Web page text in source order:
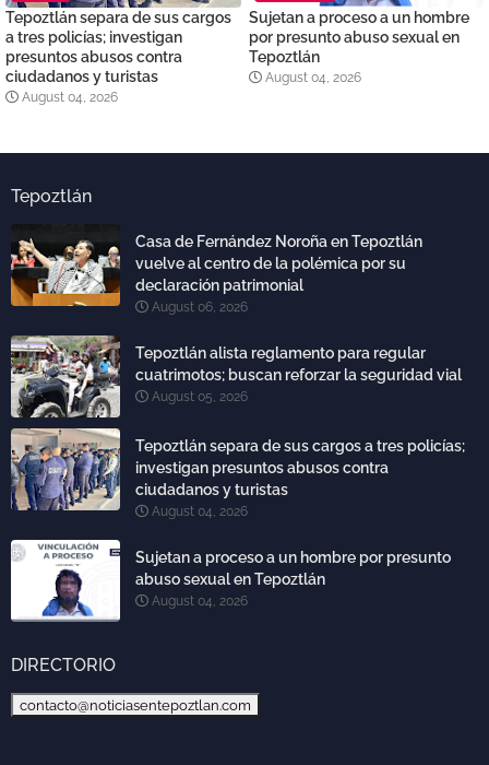
Tepoztlán separa de sus cargos
a tres policías; investigan
presuntos abusos contra
ciudadanos y turistas
August 04, 2026
Sujetan a proceso a un hombre
por presunto abuso sexual en
Tepoztlán
August 04, 2026
Tepoztlán
Casa de Fernández Noroña en Tepoztlán
vuelve al centro de la polémica por su
declaración patrimonial
August 06, 2026
Tepoztlán alista reglamento para regular
cuatrimotos; buscan reforzar la seguridad vial
August 05, 2026
Tepoztlán separa de sus cargos a tres policías;
investigan presuntos abusos contra
ciudadanos y turistas
August 04, 2026
Sujetan a proceso a un hombre por presunto
abuso sexual en Tepoztlán
August 04, 2026
DIRECTORIO
contacto@noticiasentepoztlan.com